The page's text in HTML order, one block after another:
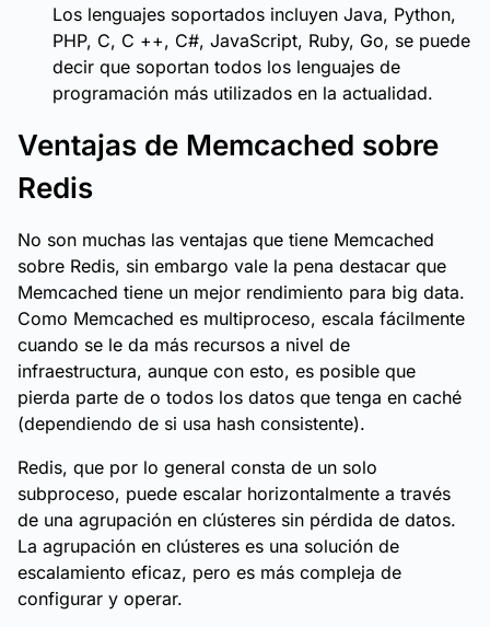
Los lenguajes soportados incluyen Java, Python,
PHP, C, C ++, C#, JavaScript, Ruby, Go, se puede
decir que soportan todos los lenguajes de
programación más utilizados en la actualidad.
Ventajas de Memcached sobre
Redis
No son muchas las ventajas que tiene Memcached
sobre Redis, sin embargo vale la pena destacar que
Memcached tiene un mejor rendimiento para big data.
Como Memcached es multiproceso, escala fácilmente
cuando se le da más recursos a nivel de
infraestructura, aunque con esto, es posible que
pierda parte de o todos los datos que tenga en caché
(dependiendo de si usa hash consistente).
Redis, que por lo general consta de un solo
subproceso, puede escalar horizontalmente a través
de una agrupación en clústeres sin pérdida de datos.
La agrupación en clústeres es una solución de
escalamiento eficaz, pero es más compleja de
configurar y operar.